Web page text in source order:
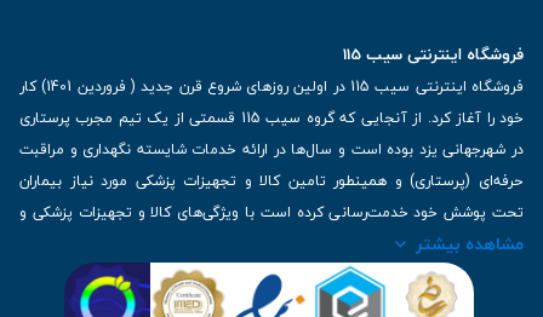
فروشگاه اینترنتی سیب 115
فروشگاه اینترنتی سیب 115 در اولین روزهای شروع قرن جدید ( فروردین 1401) کار
خود را آغاز کرد. از آنجایی که گروه سیب 115 قسمتی از یک تیم مجرب پرستاری
در شهرجهانی یزد بوده است و سال‌ها در ارائه خدمات شایسته نگهداری و مراقبت
حرفه‌ای (پرستاری) و همینطور تامین کالا و تجهیزات پزشکی مورد نیاز بیماران
تحت پوشش خود خدمت‌رسانی کرده است با ویژگی‌های کالا و تجهیزات پزشکی و
برترین برندهای موجود در بازار اطلاعات بسیار ارزشمندی را دارا می‌باشد
مشاهده بیشتر